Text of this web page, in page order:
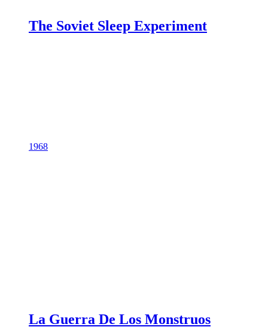
The Soviet Sleep Experiment
1968
La Guerra De Los Monstruos